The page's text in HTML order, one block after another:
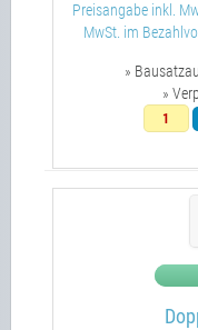
Preisangabe inkl.
MwSt. im
»
»